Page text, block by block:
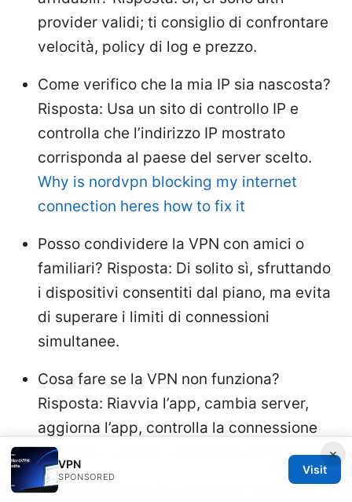
provider validi; ti consiglio di confrontare
velocità, policy di log e prezzo.
Come verifico che la mia IP sia nascosta?
Risposta: Usa un sito di controllo IP e
controlla che l’indirizzo IP mostrato
corrisponda al paese del server scelto.
Why is nordvpn blocking my internet
connection heres how to fix it
Posso condividere la VPN con amici o
familiari? Risposta: Di solito sì, sfruttando
i dispositivi consentiti dal piano, ma evita
di superare i limiti di connessioni
simultanee.
Cosa fare se la VPN non funziona?
Risposta: Riavvia l’app, cambia server,
aggiorna l’app, controlla la connessione
internet e verifica i permessi del firewall.
Qual è la politica di rimborso? Risposta: In
×
VPN
SPONSORED
Visit